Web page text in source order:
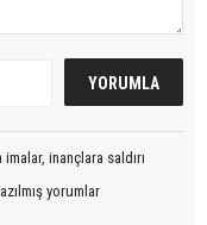
inançlara saldırı
yorumlar